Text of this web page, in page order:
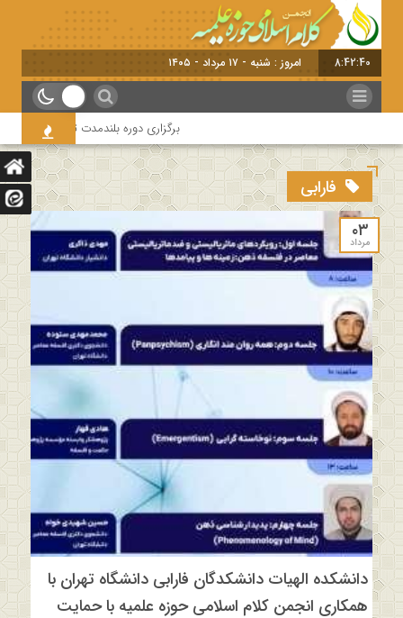
8:42:40 امروز : شنبه - ۱۷ مرداد - ۱۴۰۵
برگزاری دوره بلندمدت تخصصی و
فارابی
۰۳
مرداد
دانشکده الهیات دانشکدگان فارابی دانشگاه تهران با
همکاری انجمن کلام اسلامی حوزه علمیه با حمایت